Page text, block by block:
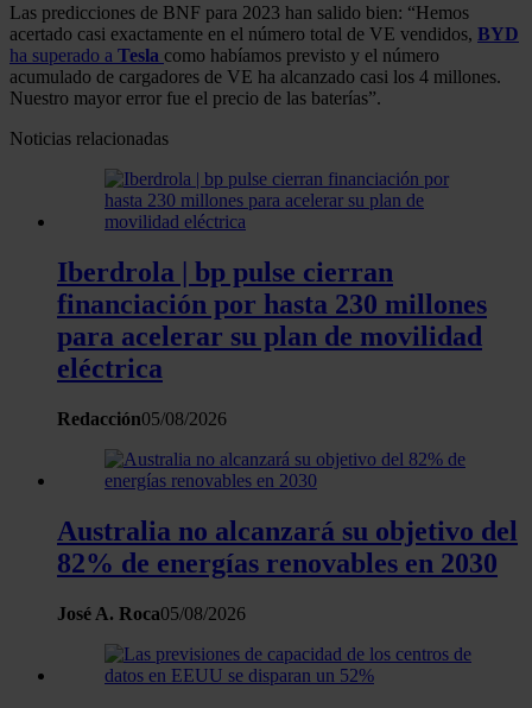
Las predicciones de BNF para 2023 han salido bien: “Hemos
acertado casi exactamente en el número total de VE vendidos, BYD
ha superado a Tesla como habíamos previsto y el número
acumulado de cargadores de VE ha alcanzado casi los 4 millones.
Nuestro mayor error fue el precio de las baterías”.
Noticias relacionadas
Iberdrola | bp pulse cierran
financiación por hasta 230 millones
para acelerar su plan de movilidad
eléctrica
Redacción05/08/2026
Australia no alcanzará su objetivo del
82% de energías renovables en 2030
José A. Roca05/08/2026